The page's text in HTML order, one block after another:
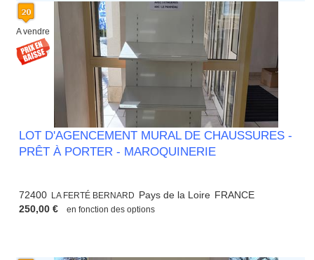
A vendre
LOT D'AGENCEMENT MURAL DE CHAUSSURES -
PRÊT À PORTER - MAROQUINERIE
72400 LA FERTÉ BERNARD Pays de la Loire FRANCE
250,00 €
en fonction des options